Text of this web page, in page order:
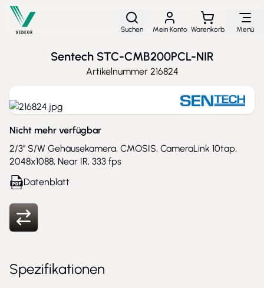
Direkt zum Inhalt
Suchen Mein Konto Warenkorb Menü
Sentech STC-CMB200PCL-NIR
Artikelnummer 216824
Nicht mehr verfügbar
2/3" S/W Gehäusekamera, CMOSIS, CameraLink 10tap,
2048x1088, Near IR, 333 fps
Datenblatt
Spezifikationen